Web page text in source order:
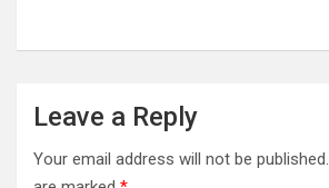
Leave a Reply
Your email address will not be published.